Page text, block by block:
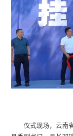
仪式现场，云南省